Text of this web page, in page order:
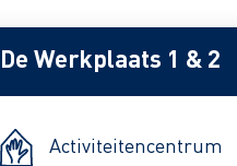
De Werkplaats 1 & 2
Activiteitencentrum